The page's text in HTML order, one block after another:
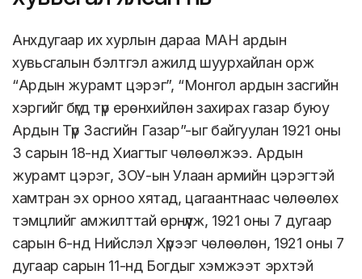
Анхдугаар их хурлын дараа МАН ардын
хувьсгалын бэлтгэл ажилд шуурхайлан орж
“Ардын журамт цэрэг”, “Монгол ардын засгийн
хэргийг бүгд түр ерөнхийлөн захирах газар буюу
Ардын Түр Засгийн Газар”-ыг байгуулан 1921 оны
3 сарын 18-нд Хиагтыг чөлөөлжээ. Ардын
журамт цэрэг, ЗОУ-ын Улаан армийн цэрэгтэй
хамтран эх орноо хятад, цагаантнаас чөлөөлөх
тэмцлийг амжилттай өрнүүлж, 1921 оны 7 дугаар
сарын 6-нд Нийслэл Хүрээг чөлөөлөн, 1921 оны 7
дугаар сарын 11-нд Богдыг хэмжээт эрхтэй